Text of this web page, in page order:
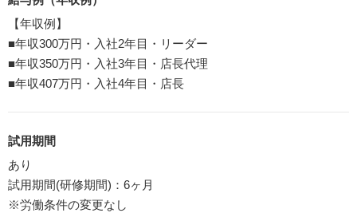
【年収例】
■年収300万円・入社2年目・リーダー
■年収350万円・入社3年目・店長代理
■年収407万円・入社4年目・店長
試用期間
あり
試用期間(研修期間)：6ヶ月
※労働条件の変更なし